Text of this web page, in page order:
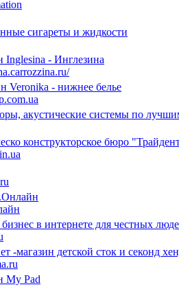
сигареты и жидкости
Inglesina - Инглезина
Veronika - нижнее белье
акустические системы по
конструкторское бюро
в интернете для честных
-магазин детской сток и секонд
My Pad